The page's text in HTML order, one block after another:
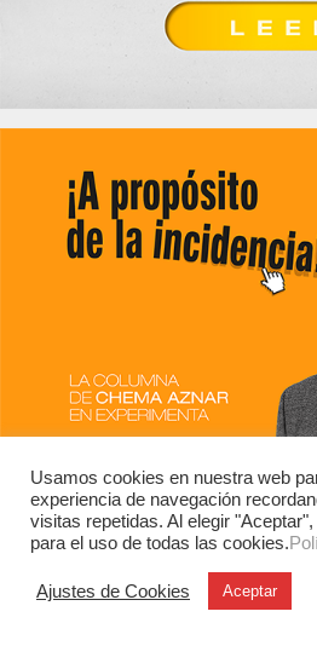
Usamos cookies en nuestra web
experiencia de navegación
visitas repetidas. Al elegir
para el uso de todas las cookies.
Ajustes de Cookies Aceptar